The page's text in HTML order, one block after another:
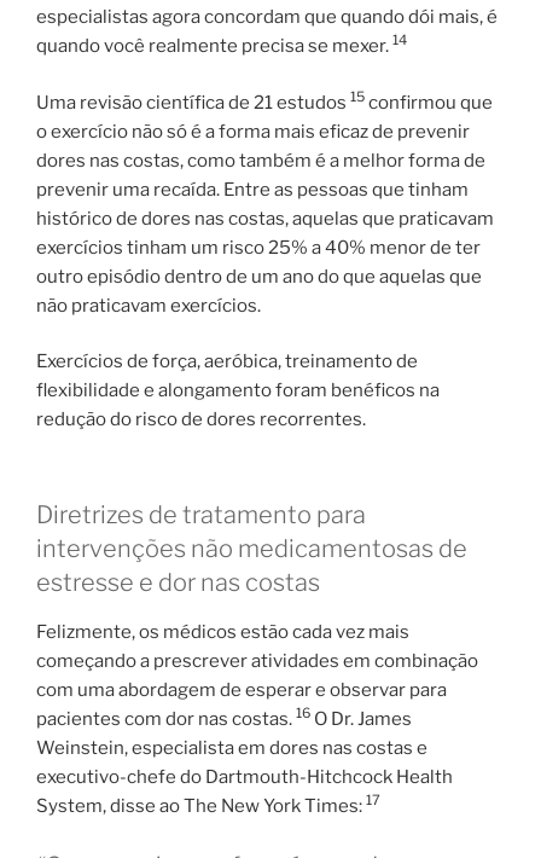
especialistas agora concordam que quando dói mais, é
quando você realmente precisa se mexer. 14
Uma revisão científica de 21 estudos 15 confirmou que
o exercício não só é a forma mais eficaz de prevenir
dores nas costas, como também é a melhor forma de
prevenir uma recaída. Entre as pessoas que tinham
histórico de dores nas costas, aquelas que praticavam
exercícios tinham um risco 25% a 40% menor de ter
outro episódio dentro de um ano do que aquelas que
não praticavam exercícios.
Exercícios de força, aeróbica, treinamento de
flexibilidade e alongamento foram benéficos na
redução do risco de dores recorrentes.
Diretrizes de tratamento para
intervenções não medicamentosas de
estresse e dor nas costas
Felizmente, os médicos estão cada vez mais
começando a prescrever atividades em combinação
com uma abordagem de esperar e observar para
pacientes com dor nas costas. 16 O Dr. James
Weinstein, especialista em dores nas costas e
executivo-chefe do Dartmouth-Hitchcock Health
System, disse ao The New York Times: 17